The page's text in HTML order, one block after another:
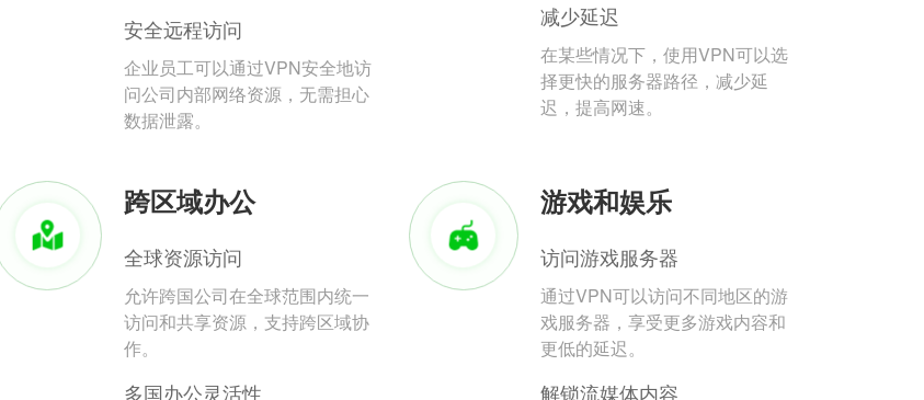
安全远程访问
企业员工可以通过VPN安全地访
问公司内部网络资源，无需担心
数据泄露。
减少延迟
在某些情况下，使用VPN可以选
择更快的服务器路径，减少延
迟，提高网速。
跨区域办公
全球资源访问
允许跨国公司在全球范围内统一
访问和共享资源，支持跨区域协
作。
多国办公灵活性
游戏和娱乐
访问游戏服务器
通过VPN可以访问不同地区的游
戏服务器，享受更多游戏内容和
更低的延迟。
解锁流媒体内容